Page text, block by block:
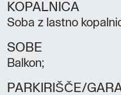
KOPALNICA
Soba z lastno
SOBE
Balkon;
PARKIRIŠČE/